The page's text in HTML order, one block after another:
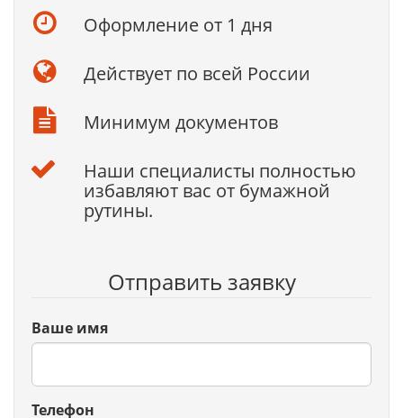
Оформление от 1 дня
Действует по всей России
Минимум документов
Наши специалисты полностью
избавляют вас от бумажной
рутины.
Отправить заявку
Ваше имя
Телефон